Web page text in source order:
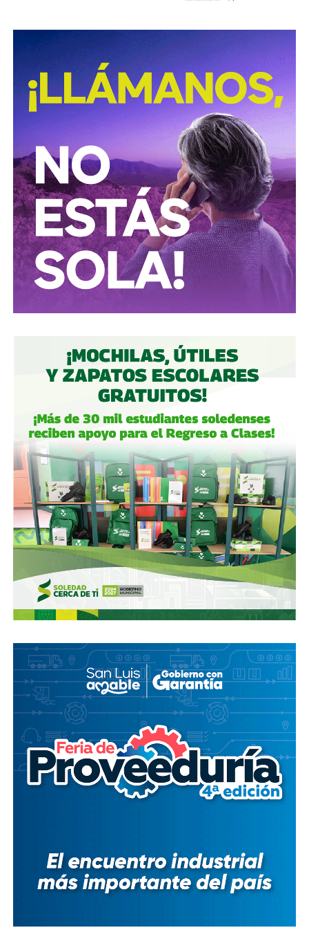
David Martínez es apodado coloquialmente como “El
Fantasma de Wall Street
”, y ha adquirido un poder
inmenso en Latinoamérica, especialmente en Argentina,
donde ha servido como negociador para la deuda nacional
y en 2017, fue considerado por Forbes como el hombre
más rico de dicho país. El regiomontano tiene un historial
documentado de tomar control de empresas en
dificultades financieras a partir de deuda: lo hizo con la
textilera CYDSA en los años 90, con la vidriera Vitro entre
2009 y 2012, y con las ya mencionadas Empresas ICA
desde 2016.
Algo similar realizó en 2020 conGrupo Aeroportuario
garantizaban el control de la aeroportuaria y luego
concretó una oferta pública con la que en julio de 2021,
alcanzó el 30.1% de participación económica, suficiente
para mantener el control hasta que lo vendieron a la
francesa Vinci Airports en 2022 (El Economista, dic. 2020
y jul. 2021; Folleto Informativo Definitivo, Bolsa Mexicana
de Valores, may. 2021).
Si bien todos estos empresarios se han aliado en otras
ocasiones (en 2017 ganaron la licitación para construir
el ahora cancelado Aeropuerto de Texcoco ),cuando
se otorgó la concesión para la administración de El
Realito, ni Slim ni Martínez ni los copresidentes de
Televisa tenían sus actuales injerencias en Aquos
lo que se podría decir que ésta fue heredada, y acabó
dejando el control de la presa en las manos de cuatro de
los hombres más poderosos del país.
Desde entonces,al menos tres intentos de rescindir o
modificar el contrato se han hecho sin haber
prosperado: en agosto de 2018, la Comisión Estatal del
Agua abrió un expediente que no avanzó pese a 350 mil
afectados y una queja de oficio de la Comisión Estatal de
Derechos Humanos; en abril de 2023, el entonces
presidenteAndrés Manuel López Obradorrespondió a
una petición del gobernador Ricardo Gallardo Cardona con
un “a lo mejor se lo cambiamos” que no derivó en ningún
trámite documentado; y desde 2025, la Comisión Nacional
También lee:Diputada pide poner un alto a la empresa de
El Realito